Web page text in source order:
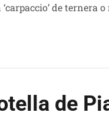
de ternera
de